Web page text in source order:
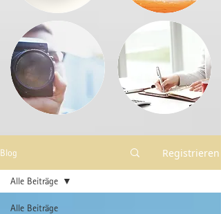
Blog Registrieren
Alle Beiträge
Alle Beiträge